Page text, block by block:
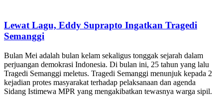
Lewat Lagu, Eddy Suprapto Ingatkan Tragedi
Semanggi
Bulan Mei adalah bulan kelam sekaligus tonggak sejarah dalam
perjuangan demokrasi Indonesia. Di bulan ini, 25 tahun yang lalu
Tragedi Semanggi meletus. Tragedi Semanggi menunjuk kepada 2
kejadian protes masyarakat terhadap pelaksanaan dan agenda
Sidang Istimewa MPR yang mengakibatkan tewasnya warga sipil.